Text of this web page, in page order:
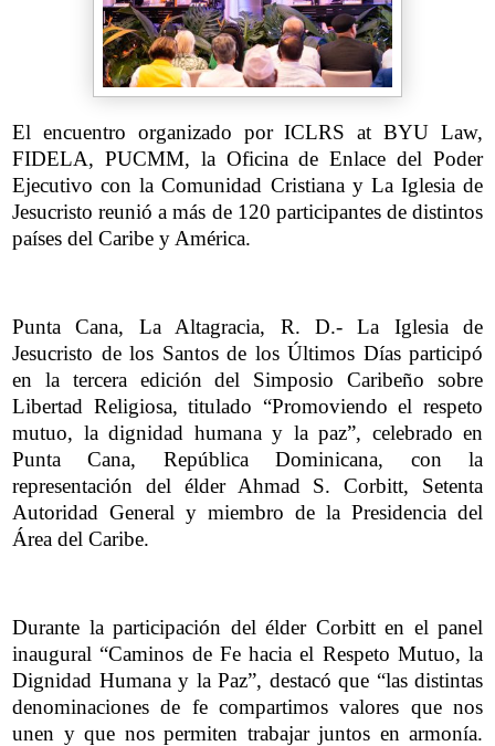
El encuentro organizado por ICLRS at BYU Law,
FIDELA, PUCMM, la Oficina de Enlace del Poder
Ejecutivo con la Comunidad Cristiana y La Iglesia de
Jesucristo reunió a más de 120 participantes de distintos
países del Caribe y América.
Punta Cana, La Altagracia, R. D.- La Iglesia de
Jesucristo de los Santos de los Últimos Días participó
en la tercera edición del Simposio Caribeño sobre
Libertad Religiosa, titulado “Promoviendo el respeto
mutuo, la dignidad humana y la paz”, celebrado en
Punta Cana, República Dominicana, con la
representación del élder Ahmad S. Corbitt, Setenta
Autoridad General y miembro de la Presidencia del
Área del Caribe.
Durante la participación del élder Corbitt en el panel
inaugural “Caminos de Fe hacia el Respeto Mutuo, la
Dignidad Humana y la Paz”, destacó que “las distintas
denominaciones de fe compartimos valores que nos
unen y que nos permiten trabajar juntos en armonía.